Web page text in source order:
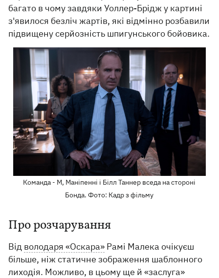
багато в чому завдяки Уоллер-Брідж у картині
з'явилося безліч жартів, які відмінно розбавили
підвищену серйозність шпигунського бойовика.
Команда - М, Маніпенні і Білл Таннер вседа на стороні
Бонда. Фото: Кадр з фільму
Про розчарування
Від володаря «Оскара» Рамі Малека очікуєш
більше, ніж статичне зображення шаблонного
лиходія. Можливо, в цьому ще й «заслуга»